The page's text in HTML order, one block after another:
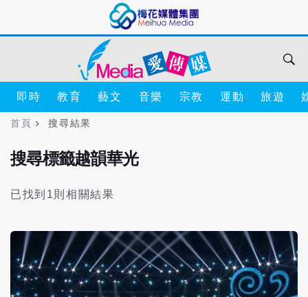
即時 教育 藝文 音樂 宗教 運動 旅遊
首頁 搜尋結果
搜尋標籤越韻華光
已找到1則相關結果